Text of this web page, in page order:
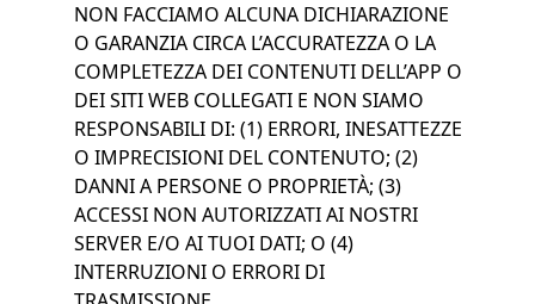
NON FACCIAMO ALCUNA DICHIARAZIONE
O GARANZIA CIRCA L’ACCURATEZZA O LA
COMPLETEZZA DEI CONTENUTI DELL’APP O
DEI SITI WEB COLLEGATI E NON SIAMO
RESPONSABILI DI: (1) ERRORI, INESATTEZZE
O IMPRECISIONI DEL CONTENUTO; (2)
DANNI A PERSONE O PROPRIETÀ; (3)
ACCESSI NON AUTORIZZATI AI NOSTRI
SERVER E/O AI TUOI DATI; O (4)
INTERRUZIONI O ERRORI DI